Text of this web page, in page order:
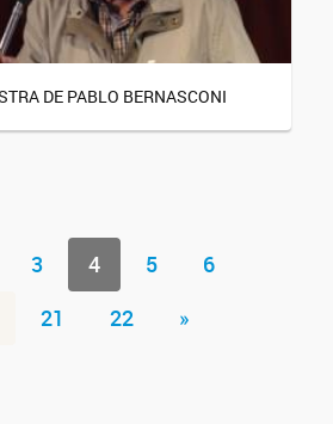
DE PABLO BERNASCONI
3 4 5
6
21 22 »